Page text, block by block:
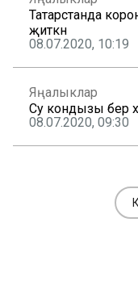
Татарстанда
җиткән
08.07.2020, 10:19
Яңалыклар
Су кондызы бер
08.07.2020, 09:30